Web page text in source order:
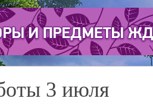
3 июля